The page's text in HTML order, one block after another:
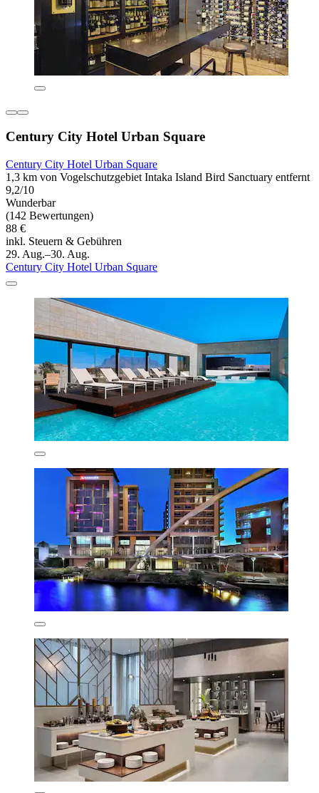
Century City Hotel Urban Square
Century City Hotel Urban Square
1,3 km von Vogelschutzgebiet Intaka Island Bird Sanctuary entfernt
9,2/10
Wunderbar
(142 Bewertungen)
88 €
inkl. Steuern & Gebühren
29. Aug.–30. Aug.
Century City Hotel Urban Square